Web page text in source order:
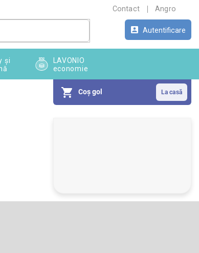
Contact Angro
Autentificare
Coş gol
și
LAVONIO
economie
a